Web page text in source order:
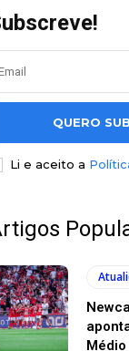
QUERO
Li e aceito a